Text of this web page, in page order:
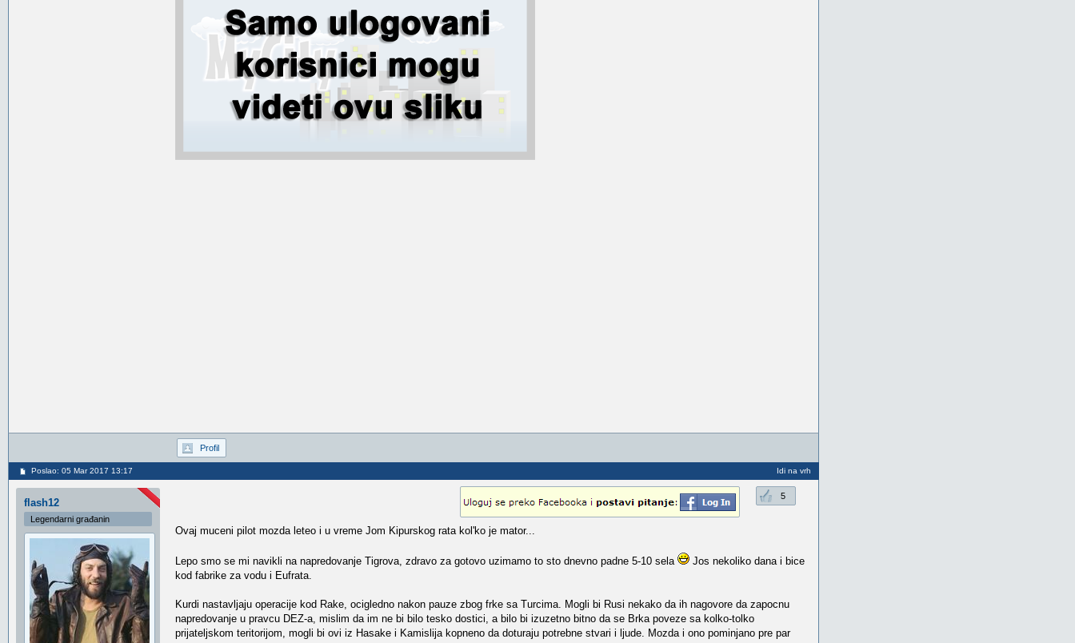
Profil
Poslao: 05 Mar 2017 13:17 Idi na vrh
flash12
Legendarni građanin
5
Ovaj muceni pilot mozda leteo i u vreme Jom Kipurskog rata kol'ko je mator...
Lepo smo se mi navikli na napredovanje Tigrova, zdravo za gotovo uzimamo to sto dnevno padne 5-10 sela
Jos nekoliko dana i bice
kod fabrike za vodu i Eufrata.
Kurdi nastavljaju operacije kod Rake, ocigledno nakon pauze zbog frke sa Turcima. Mogli bi Rusi nekako da ih nagovore da zapocnu
napredovanje u pravcu DEZ-a, mislim da im ne bi bilo tesko dostici, a bilo bi izuzetno bitno da se Brka poveze sa kolko-tolko
prijateljskom teritorijom, mogli bi ovi iz Hasake i Kamislija kopneno da doturaju potrebne stvari i ljude. Mozda i ono pominjano pre par